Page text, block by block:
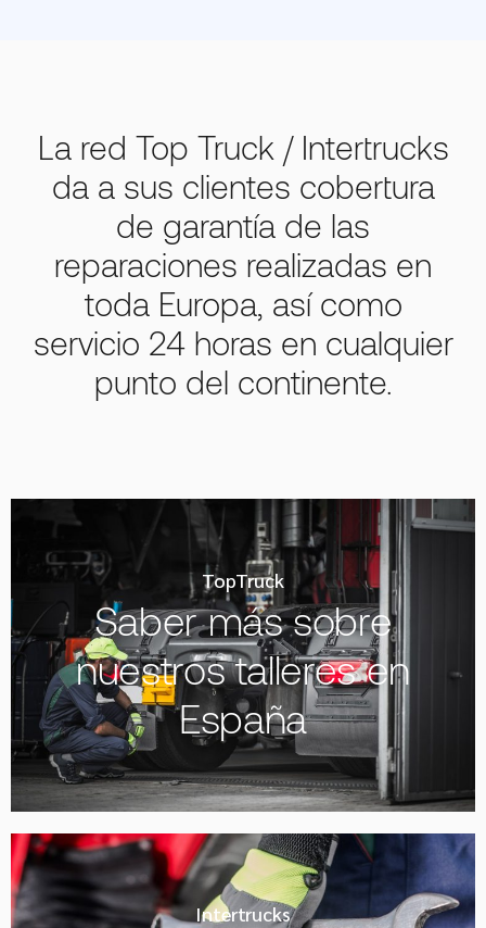
La red Top Truck / Intertrucks
da a sus clientes cobertura
de garantía de las
reparaciones realizadas en
toda Europa, así como
servicio 24 horas en cualquier
punto del continente.
TopTruck
Saber más sobre
nuestros talleres en
España
Intertrucks